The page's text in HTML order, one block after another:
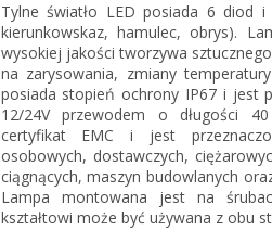
Tylne światło LED posiada 6 diod i
kierunkowskaz, hamulec, obrys).
wysokiej jakości tworzywa
na zarysowania, zmiany
posiada stopień ochrony IP67 i jest
12/24V przewodem o długości
certyfikat EMC i jest
osobowych, dostawczych,
ciągnących, maszyn budowlanych
Lampa montowana jest na
kształtowi może być używana z obu